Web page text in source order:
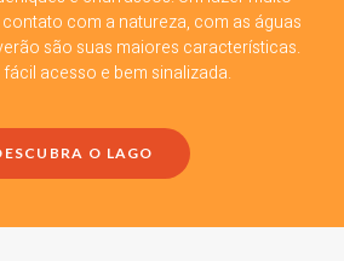
com a natureza, com as águas
são suas maiores características.
acesso e bem sinalizada.
O LAGO